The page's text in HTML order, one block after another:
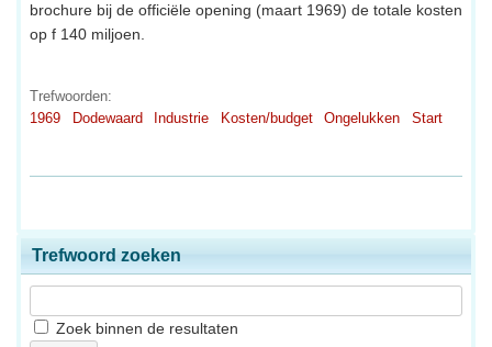
brochure bij de officiële opening (maart 1969) de totale kosten
op f 140 miljoen.
Trefwoorden:
1969
Dodewaard Industrie Kosten/budget Ongelukken Start
Trefwoord zoeken
Zoek binnen de resultaten